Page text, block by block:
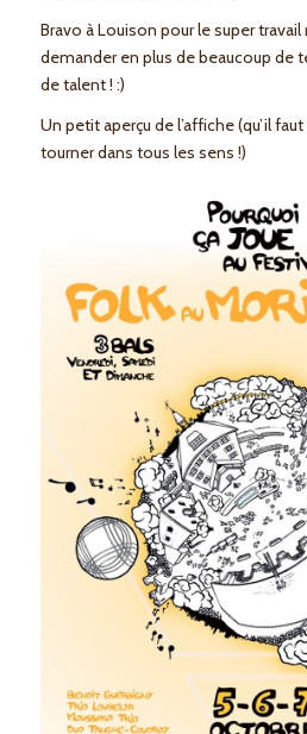
Bravo à Louison pour le super travail
demander en plus de beaucoup de
de talent ! :)
Un petit aperçu de l’affiche (qu’il
tourner dans tous les sens !)